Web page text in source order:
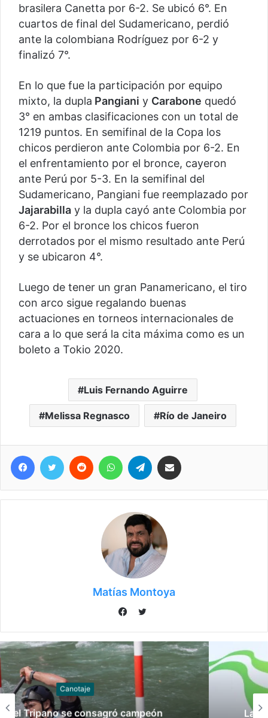
brasilera Canetta por 6-2. Se ubicó 6°. En
cuartos de final del Sudamericano, perdió
ante la colombiana Rodríguez por 6-2 y
finalizó 7°.
En lo que fue la participación por equipo
mixto, la dupla Pangiani y Carabone quedó
3° en ambas clasificaciones con un total de
1219 puntos. En semifinal de la Copa los
chicos perdieron ante Colombia por 6-2. En
el enfrentamiento por el bronce, cayeron
ante Perú por 5-3. En la semifinal del
Sudamericano, Pangiani fue reemplazado por
Jajarabilla y la dupla cayó ante Colombia por
6-2. Por el bronce los chicos fueron
derrotados por el mismo resultado ante Perú
y se ubicaron 4°.
Luego de tener un gran Panamericano, el tiro
con arco sigue regalando buenas
actuaciones en torneos internacionales de
cara a lo que será la cita máxima como es un
boleto a Tokio 2020.
Luis Fernando Aguirre
Melissa Regnasco Río de Janeiro
Facebook
Twitter Reddit WhatsAppTelegram
Matías Montoya
Twitter
Gimnasia
Las claves del fallo que condenó a Federico